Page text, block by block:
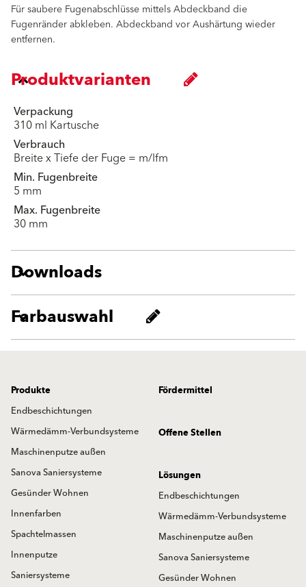
Für saubere Fugenabschlüsse mittels Abdeckband die
Fugenränder abkleben. Abdeckband vor Aushärtung wieder
entfernen.
Produktvarianten
Verpackung
310 ml Kartusche
Verbrauch
Breite x Tiefe der Fuge = m/lfm
Min. Fugenbreite
5 mm
Max. Fugenbreite
30 mm
Downloads
Farbauswahl
Produkte
Endbeschichtungen
Wärmedämm-Verbundsysteme
Maschinenputze außen
Sanova Saniersysteme
Gesünder Wohnen
Innenfarben
Spachtelmassen
Innenputze
Saniersysteme
Fördermittel
Offene Stellen
Lösungen
Endbeschichtungen
Wärmedämm-Verbundsysteme
Maschinenputze außen
Sanova Saniersysteme
Gesünder Wohnen